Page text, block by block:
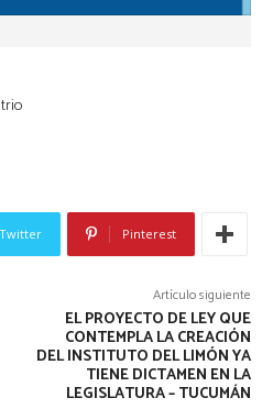
Twitter Pinterest
Artículo siguiente
EL PROYECTO DE LEY QUE
CONTEMPLA LA CREACIÓN
DEL INSTITUTO DEL LIMÓN YA
TIENE DICTAMEN EN LA
LEGISLATURA – TUCUMÁN